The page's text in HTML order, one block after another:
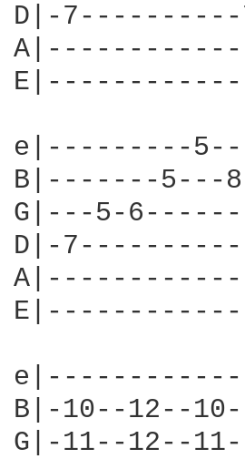
D|-
e|---------
B|-------
G|---5-
D|-
B|-10--12--
G|-11--12--